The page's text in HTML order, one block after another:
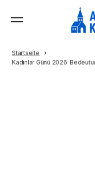
Startseite
Kadınlar Günü 2026: